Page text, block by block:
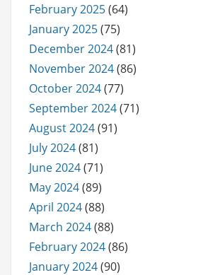
February 2025(64)
January 2025(75)
December 2024(81)
November 2024(86)
October 2024(77)
September 2024(71)
August 2024(91)
July 2024(81)
June 2024(71)
May 2024(89)
April 2024(88)
March 2024(88)
February 2024(86)
January 2024(90)